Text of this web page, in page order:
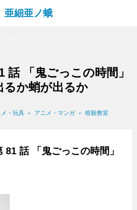
亜細亜ノ蛾
話 「鬼ごっこの時間」
るか蛸が出るか
・玩具 アニメ・マンガ 暗殺教室
81 話 「鬼ごっこの時間」